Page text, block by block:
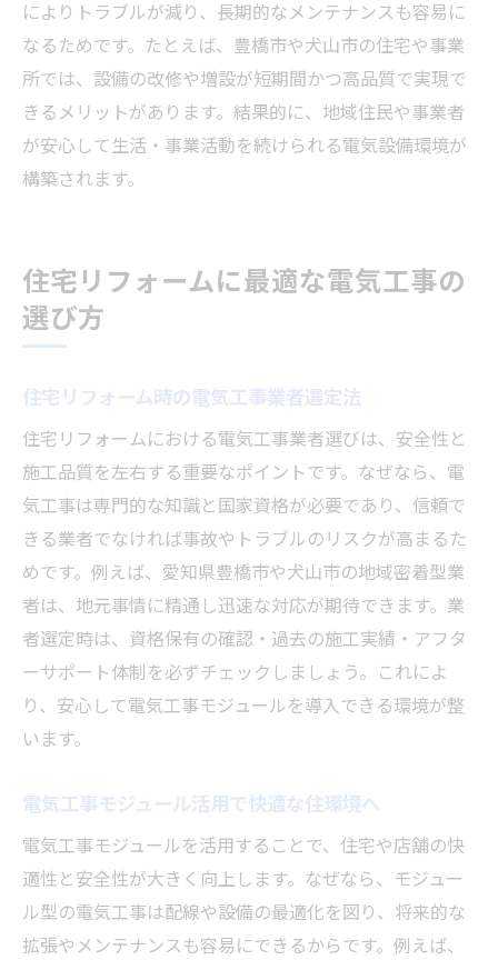
によりトラブルが減り、長期的なメンテナンスも容易に
なるためです。たとえば、豊橋市や犬山市の住宅や事業
所では、設備の改修や増設が短期間かつ高品質で実現で
きるメリットがあります。結果的に、地域住民や事業者
が安心して生活・事業活動を続けられる電気設備環境が
構築されます。
住宅リフォームに最適な電気工事の
選び方
住宅リフォーム時の電気工事業者選定法
住宅リフォームにおける電気工事業者選びは、安全性と
施工品質を左右する重要なポイントです。なぜなら、電
気工事は専門的な知識と国家資格が必要であり、信頼で
きる業者でなければ事故やトラブルのリスクが高まるた
めです。例えば、愛知県豊橋市や犬山市の地域密着型業
者は、地元事情に精通し迅速な対応が期待できます。業
者選定時は、資格保有の確認・過去の施工実績・アフタ
ーサポート体制を必ずチェックしましょう。これによ
り、安心して電気工事モジュールを導入できる環境が整
います。
電気工事モジュール活用で快適な住環境へ
電気工事モジュールを活用することで、住宅や店舗の快
適性と安全性が大きく向上します。なぜなら、モジュー
ル型の電気工事は配線や設備の最適化を図り、将来的な
拡張やメンテナンスも容易にできるからです。例えば、